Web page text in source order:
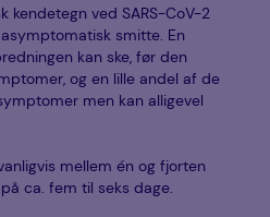
kendetegn ved SARS-CoV-2
smitte. En
kan ske, før den
og en lille andel af de
men kan alligevel
mellem én og fjorten
ca. fem til seks dage.